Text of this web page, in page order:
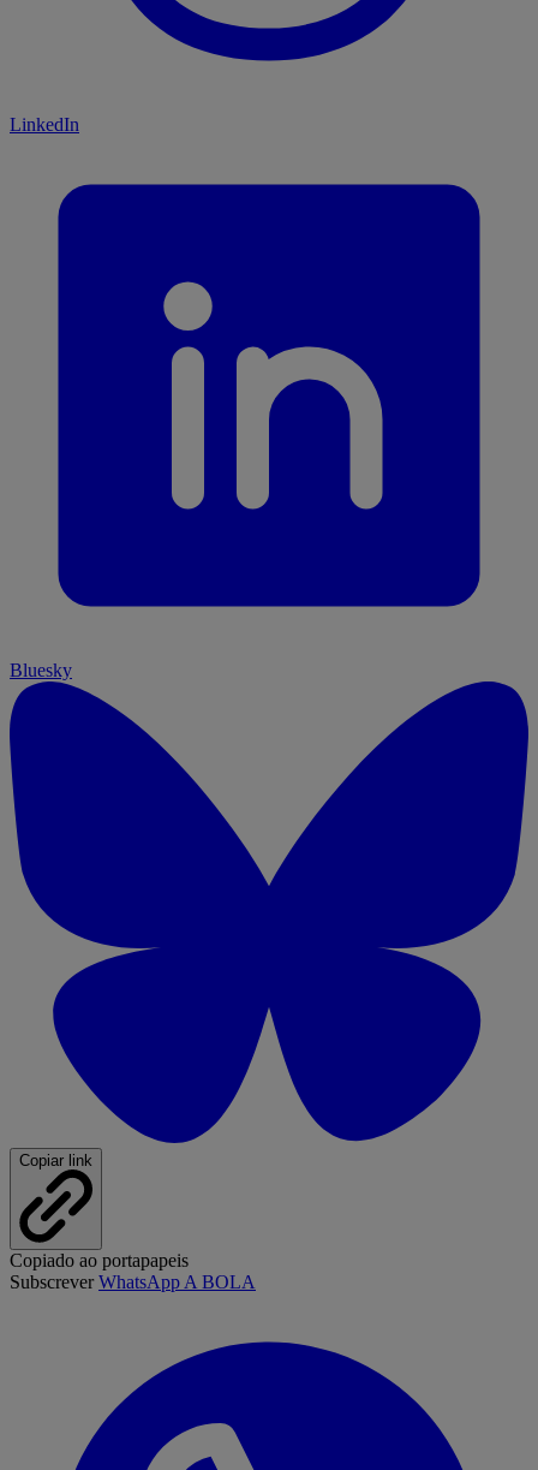
LinkedIn
Bluesky
Copiar link
Copiado ao portapapeis
SubscreverWhatsApp A BOLA